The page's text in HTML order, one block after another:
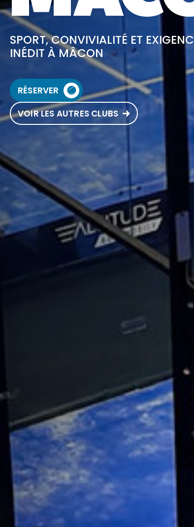
SPORT, CONVIVIALITÉ ET
INÉDIT À MÂCON
RÉSERVER
VOIR LES AUTRES CLUBS